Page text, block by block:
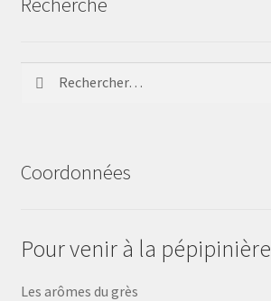
Coordonnées
Pour venir à la pépipinière
Les arômes du grès